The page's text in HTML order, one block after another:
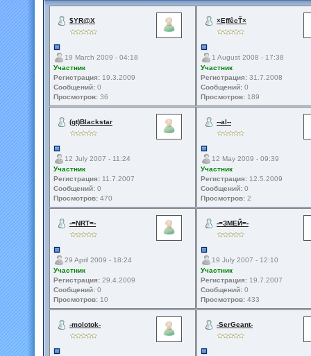
$YR@X
19 March 2009 - 04:18
Участник
Регистрация: 19.3.2009
Сообщений: 0
Просмотров: 36
×ĘffêcŤ×
1 August 2008 - 17:38
Участник
Регистрация: 31.7.2008
Сообщений: 0
Просмотров: 189
(gt)Blackstar
12 July 2007 - 11:24
Участник
Регистрация: 11.7.2007
Сообщений: 0
Просмотров: 470
--al--
12 May 2009 - 09:39
Участник
Регистрация: 12.5.2009
Сообщений: 0
Просмотров: 2
-=NRT=-
29 April 2009 - 18:24
Участник
Регистрация: 29.4.2009
Сообщений: 0
Просмотров: 10
-=ЗМЕЙ=-
19 July 2007 - 12:10
Участник
Регистрация: 19.7.2007
Сообщений: 0
Просмотров: 433
-molotok- -SerGeant-